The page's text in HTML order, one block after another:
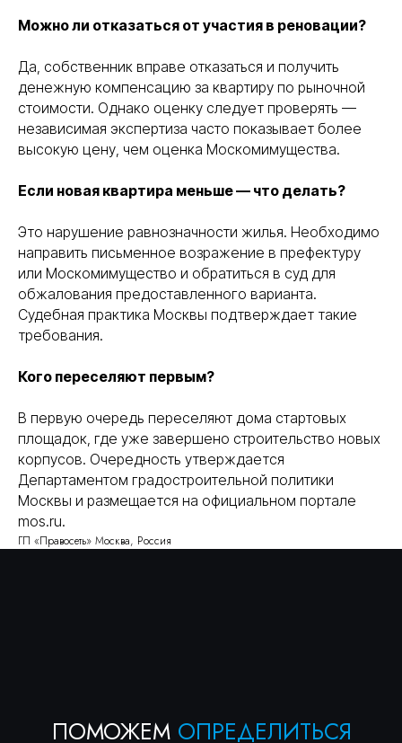
Можно ли отказаться от участия в реновации?
Да, собственник вправе отказаться и получить
денежную компенсацию за квартиру по рыночной
стоимости. Однако оценку следует проверять —
независимая экспертиза часто показывает более
высокую цену, чем оценка Москомимущества.
Если новая квартира меньше — что делать?
Это нарушение равнозначности жилья. Необходимо
направить письменное возражение в префектуру
или Москомимущество и обратиться в суд для
обжалования предоставленного варианта.
Судебная практика Москвы подтверждает такие
требования.
Кого переселяют первым?
В первую очередь переселяют дома стартовых
площадок, где уже завершено строительство новых
корпусов. Очередность утверждается
Департаментом градостроительной политики
Москвы и размещается на официальном портале
mos.ru.
ГП «Правосеть» Москва, Россия
©2026
Басманный, пер.
Подкопаевский, д. 4 стр. 6А
Банкротство физических
и юридических лиц
Перейти
Перейти
Торги и банковские
гарантии — без
рисков